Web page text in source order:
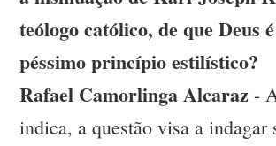
teólogo católico, de que Deus
péssimo princípio estilístico?
Rafael Camorlinga Alcaraz -
indica, a questão visa a indagar